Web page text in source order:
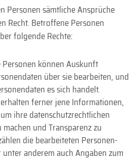
Personen sämt­liche Ansprüche
Recht. Betroffene Personen
folgende Rechte:
können Auskunft
über sie bearbeiten, und
es sich handelt.
ferner jene Infor­mationen,
ihre daten­schutz­rechtlichen
und Trans­parenz zu
die bearbeiteten Personen­
anderem auch Angaben zum